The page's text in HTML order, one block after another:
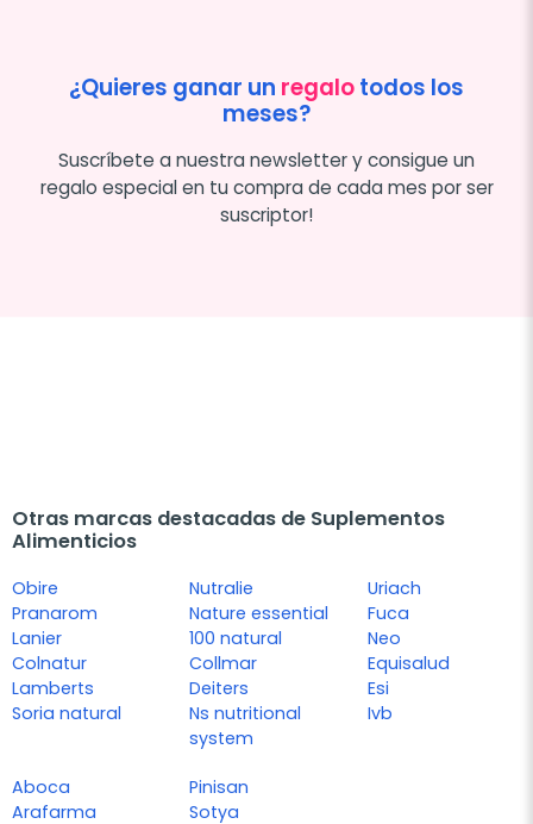
¿Quieres ganar un regalotodos los
meses?
Suscríbete a nuestra newsletter y consigue un
regalo especial en tu compra de cada mes por ser
suscriptor!
Otras marcas destacadas de Suplementos
Alimenticios
Obire
Pranarom
Lanier
Colnatur
Lamberts
Soria natural
Nutralie
Nature essential
100 natural
Collmar
Deiters
Ns nutritional
system
Uriach
Fuca
Neo
Equisalud
Esi
Ivb
Aboca
Arafarma
Pinisan
Sotya